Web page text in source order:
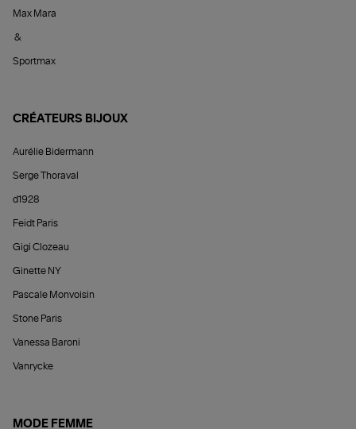
Max Mara
&
Sportmax
CRÉATEURS BIJOUX
Aurélie Bidermann
Serge Thoraval
d1928
Feidt Paris
Gigi Clozeau
Ginette NY
Pascale Monvoisin
Stone Paris
Vanessa Baroni
Vanrycke
MODE FEMME